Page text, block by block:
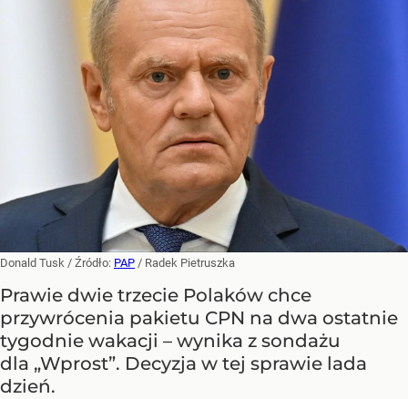
Donald Tusk / Źródło: PAP / Radek Pietruszka
Prawie dwie trzecie Polaków chce
przywrócenia pakietu CPN na dwa ostatnie
tygodnie wakacji – wynika z sondażu
dla „Wprost”. Decyzja w tej sprawie lada
dzień.